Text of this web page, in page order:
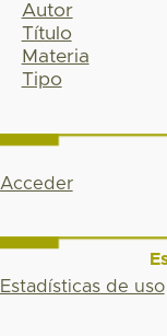
Autor
Título
Materia
Tipo
Acceder
Estadísticas de uso